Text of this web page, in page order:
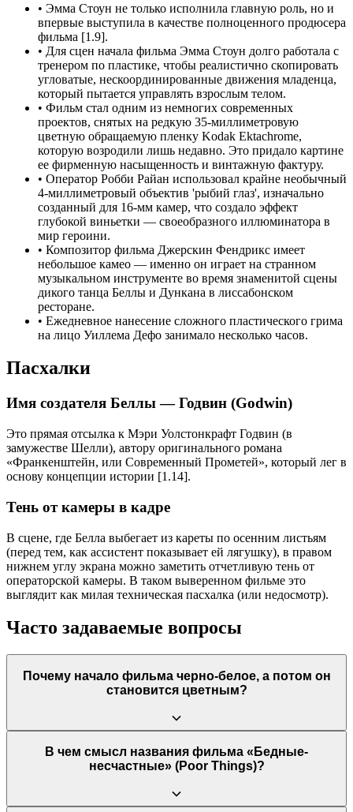
• Эмма Стоун не только исполнила главную роль, но и
впервые выступила в качестве полноценного продюсера
фильма [1.9].
• Для сцен начала фильма Эмма Стоун долго работала с
тренером по пластике, чтобы реалистично скопировать
угловатые, нескоординированные движения младенца,
который пытается управлять взрослым телом.
• Фильм стал одним из немногих современных
проектов, снятых на редкую 35-миллиметровую
цветную обращаемую пленку Kodak Ektachrome,
которую возродили лишь недавно. Это придало картине
ее фирменную насыщенность и винтажную фактуру.
• Оператор Робби Райан использовал крайне необычный
4-миллиметровый объектив 'рыбий глаз', изначально
созданный для 16-мм камер, что создало эффект
глубокой виньетки — своеобразного иллюминатора в
мир героини.
• Композитор фильма Джерскин Фендрикс имеет
небольшое камео — именно он играет на странном
музыкальном инструменте во время знаменитой сцены
дикого танца Беллы и Дункана в лиссабонском
ресторане.
• Ежедневное нанесение сложного пластического грима
на лицо Уиллема Дефо занимало несколько часов.
Пасхалки
Имя создателя Беллы — Годвин (Godwin)
Это прямая отсылка к Мэри Уолстонкрафт Годвин (в
замужестве Шелли), автору оригинального романа
«Франкенштейн, или Современный Прометей», который лег в
основу концепции истории [1.14].
Тень от камеры в кадре
В сцене, где Белла выбегает из кареты по осенним листьям
(перед тем, как ассистент показывает ей лягушку), в правом
нижнем углу экрана можно заметить отчетливую тень от
операторской камеры. В таком выверенном фильме это
выглядит как милая техническая пасхалка (или недосмотр).
Часто задаваемые вопросы
Почему начало фильма черно-белое, а потом он
становится цветным?
Черно-белый формат первой трети фильма символизирует
ограниченный, закрытый мир Беллы в особняке Годвина, где
насыщенным, почти сказочным цветам происходит в момент
её отъезда в Лиссабон, олицетворяя её интеллектуальное и
В чем смысл названия фильма «Бедные-
несчастные» (Poor Things)?